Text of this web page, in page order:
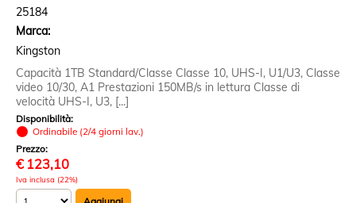
25184
Marca:
Kingston
Capacità 1TB Standard/Classe Classe 10, UHS-I, U1/U3, Classe
video 10/30, A1 Prestazioni 150MB/s in lettura Classe di
velocità UHS-I, U3, [...]
Disponibilità:
Ordinabile (2/4 giorni lav.)
Prezzo:
€ 123,10
Iva inclusa (22%)